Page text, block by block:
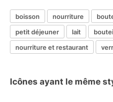
boisson nourriture
petit déjeuner
lait
nourriture et restaurant
Icônes ayant le même